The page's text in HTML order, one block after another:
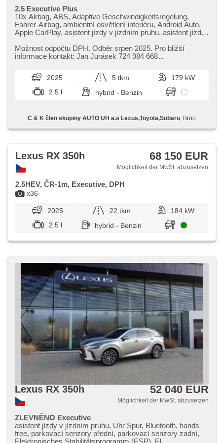
2,5 Executive Plus
10x Airbag, ABS, Adaptive Geschwindigkeitsregelung,
Fahrer-Airbag, ambientní osvětlení interiéru, Android Auto,
Apple CarPlay, asistent jízdy v jízdním pruhu, asistent jízdy
jízdního pruhu, autom. Aktivation der Warnflutlicht,
Klimaautomatik, Automatikgetriebe, autom. einstellbares
přepínání dálkových světel, samostmívací zrcátka,
Autoradio, bezdrátová nabíječka mobilních telefonů,
bezklíčové odemykání, Bluetooth, Brems-Assistent,
Zentralverriegelung mit Funkfernbedienung,
digitální přístrojová deska, digitální přístrojový štít, dotykové
ovládání palubního počítače, El. Seitenscheiben, El.
brzda, hands free, hlasové ovládání palubního počítače, Uhr
Spur, Blind Spot Anzeige, Wegfahrsperre, isofix,
Klimaanlage, Ledersitze, Lederpolsterung, Alufelgen,
Nebelscheinwerfer, Multifunktionslenkrad, Lenkrad
einstellbar, Schaltflutlicht, Notbremsung (PEBS),
Scheinwerferwaschanlagen, Bordcomputer, Fahrkamera,
parkovací senzory přední, parkovací senzory zadní, Antrieb
4x4, Servolenkung, Antriebsschlupfregelung (ASR),
Vorderlichter LED, řazení pádly pod volantem, Navigation,
Scheibenwischersensor, Lichtsensor, Reifendrucksensor,
Überwachung der Ermüdung des Fahrers, Elektronisches
USB, Außenthermometer, volba jízdního režimu, beheizte
opěrka, Heckscheibenwischer, Heck LED Leuchte, Garantie
Možnost odpočtu DPH. Odběr srpen 2025. Pro bližší
informace kontakt: Jan Jurásek 724 984 668
2025 5 tkm
179 kW
2.5 l
hybrid - Benzin
C & K člen skupiny AUTO UH a.s Lexus,Toyota,Subaru , Brno
x36
Lexus RX 350h 68 150 EUR
Möglichkeit der MwSt. abzusetzen
2.5HEV, ČR-1m, Executive, DPH
2025 22 tkm
184 kW
2.5 l
hybrid - Benzin
Lexus RX 350h 52 040 EUR
Möglichkeit der MwSt. abzusetzen
ZLEVNĚNO Executive
asistent jízdy v jízdním pruhu, Uhr Spur, Bluetooth, hands
free, parkovací senzory přední, parkovací senzory zadní,
Elektronisches Stabilitätsprogramm (ESP), El.